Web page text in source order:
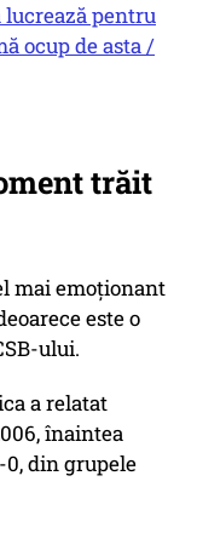
lucrează pentru
ocup de asta /
trăit
mai emoționant
este o
ului.
a relatat
înaintea
0, din grupele